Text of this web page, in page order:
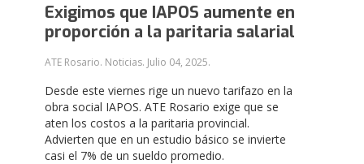
Exigimos que IAPOS aumente en
proporción a la paritaria salarial
ATE Rosario. Noticias. Julio 04, 2025.
Desde este viernes rige un nuevo tarifazo en la
obra social IAPOS. ATE Rosario exige que se
aten los costos a la paritaria provincial.
Advierten que en un estudio básico se invierte
casi el 7% de un sueldo promedio.